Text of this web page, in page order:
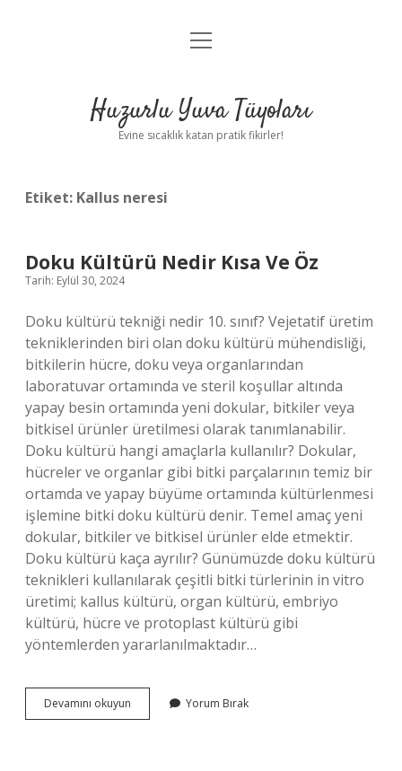
Anasayfa
Yasal Uyarı
menüyü
Huzurlu Yuva Tüyoları
Evine sıcaklık katan pratik fikirler!
Etiket: Kallus neresi
Doku Kültürü Nedir Kısa Ve Öz
Tarih: Eylül 30, 2024
Doku kültürü tekniği nedir 10. sınıf? Vejetatif üretim
tekniklerinden biri olan doku kültürü mühendisliği,
bitkilerin hücre, doku veya organlarından
laboratuvar ortamında ve steril koşullar altında
yapay besin ortamında yeni dokular, bitkiler veya
bitkisel ürünler üretilmesi olarak tanımlanabilir.
Doku kültürü hangi amaçlarla kullanılır? Dokular,
hücreler ve organlar gibi bitki parçalarının temiz bir
ortamda ve yapay büyüme ortamında kültürlenmesi
işlemine bitki doku kültürü denir. Temel amaç yeni
dokular, bitkiler ve bitkisel ürünler elde etmektir.
Doku kültürü kaça ayrılır? Günümüzde doku kültürü
teknikleri kullanılarak çeşitli bitki türlerinin in vitro
üretimi; kallus kültürü, organ kültürü, embriyo
kültürü, hücre ve protoplast kültürü gibi
yöntemlerden yararlanılmaktadır…
Devamını okuyun
Kültürü
Yorum Bırak